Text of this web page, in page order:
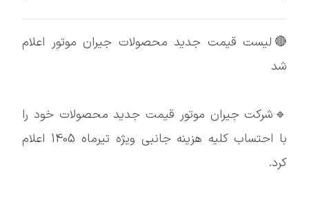
🔴لیست قیمت جدید محصولات جیران موتور اعلام
شد
🔹شرکت جیران موتور قیمت جدید محصولات خود را
با احتساب کلیه هزینه جانبی ویژه تیرماه 1405 اعلام
کرد.